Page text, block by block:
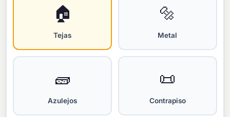
🏠
Tejas
🔩
Metal
🧱
Azulejos
📜
Contrapiso